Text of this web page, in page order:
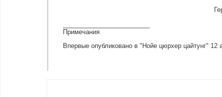
Примечания
Впервые опубликовано в "Нойе цюрхер цайтунг" 12